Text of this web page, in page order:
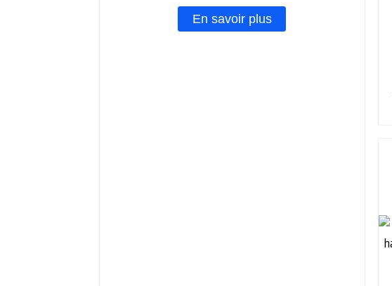
En savoir plus